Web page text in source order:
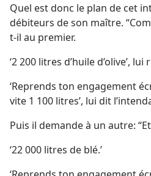
Quel est donc le plan de cet
débiteurs de son maître.
t-​il au premier.
‘2 200 litres d’huile d’olive’,
‘Reprends ton engagement
vite 1 100 litres’, lui dit
Puis il demande à un autre:
‘22 000 litres de blé.’